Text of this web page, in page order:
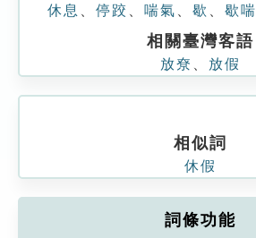
休息 停跤 喘氣 歇 歇喘
相關臺灣客語
放尞 放假
相似詞
休假
詞條功能